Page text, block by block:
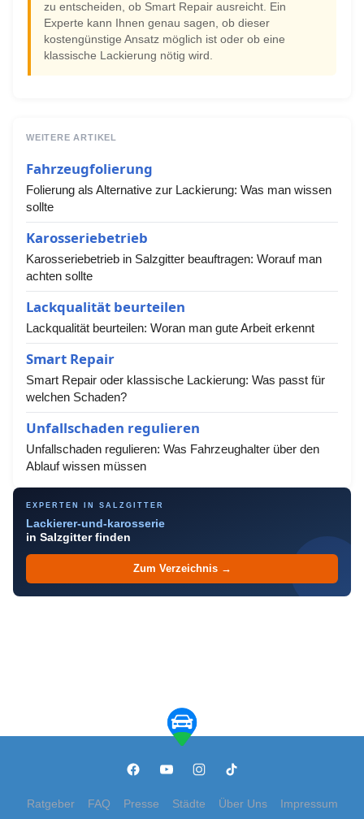
zu entscheiden, ob Smart Repair ausreicht. Ein
Experte kann Ihnen genau sagen, ob dieser
kostengünstige Ansatz möglich ist oder ob eine
klassische Lackierung nötig wird.
WEITERE ARTIKEL
Fahrzeugfolierung
Folierung als Alternative zur Lackierung: Was man wissen
sollte
Karosseriebetrieb
Karosseriebetrieb in Salzgitter beauftragen: Worauf man
achten sollte
Lackqualität beurteilen
Lackqualität beurteilen: Woran man gute Arbeit erkennt
Smart Repair
Smart Repair oder klassische Lackierung: Was passt für
welchen Schaden?
Unfallschaden regulieren
Unfallschaden regulieren: Was Fahrzeughalter über den
Ablauf wissen müssen
EXPERTEN IN SALZGITTER
Lackierer-und-karosserie
in Salzgitter finden
Zum Verzeichnis →
Ratgeber FAQ Presse Städte Über Uns Impressum